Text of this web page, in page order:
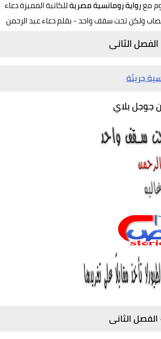
معرواية رومانسية مصريةللكاتبة المميزة دعاء
ولكن تحت سقف واحد - بقلم دعاء عبد الرحمن
الثانى
جريئة
جوجل بلاي
الثانى